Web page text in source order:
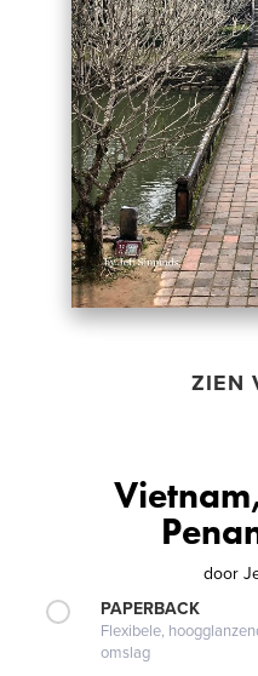
ZIEN
door
PAPERBACK
Flexibele,
omslag